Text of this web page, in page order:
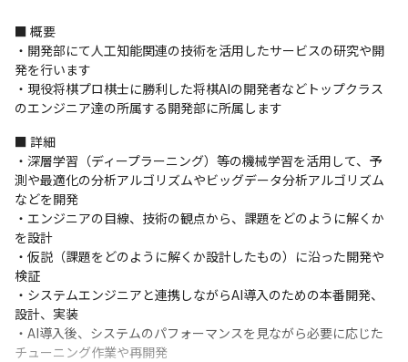
■ 概要
・開発部にて人工知能関連の技術を活用したサービスの研究や開
発を行います
・現役将棋プロ棋士に勝利した将棋AIの開発者などトップクラス
のエンジニア達の所属する開発部に所属します
■ 詳細
・深層学習（ディープラーニング）等の機械学習を活用して、予
測や最適化の分析アルゴリズムやビッグデータ分析アルゴリズム
などを開発
・エンジニアの目線、技術の観点から、課題をどのように解くか
を設計
・仮説（課題をどのように解くか設計したもの）に沿った開発や
検証
・システムエンジニアと連携しながらAI導入のための本番開発、
設計、実装
・AI導入後、システムのパフォーマンスを見ながら必要に応じた
チューニング作業や再開発